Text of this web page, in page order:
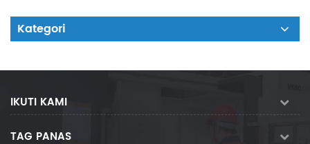
Kategori
IKUTI KAMI
TAG PANAS